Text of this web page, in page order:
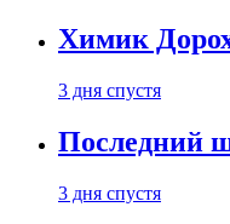
Химик
3 дня спустя
Последний
3 дня спустя